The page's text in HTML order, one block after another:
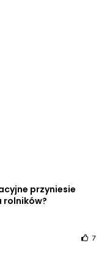
przyniesie
rolników?
7